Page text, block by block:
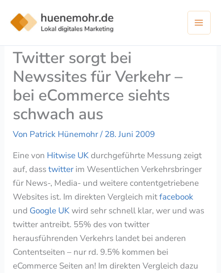
Inhalt
springen
Twitter sorgt bei
Newssites für Verkehr –
bei eCommerce siehts
schwach aus
Von Patrick Hünemohr/ 28. Juni 2009
Eine von Hitwise UK durchgeführte Messung zeigt
auf, dasstwitter im Wesentlichen Verkehrsbringer
für News-, Media- und weitere contentgetriebene
Websites ist. Im direkten Vergleich mitfacebook
und Google UKwird sehr schnell klar, wer und was
twitter antreibt. 55% des von twitter
herausführenden Verkehrs landet bei anderen
Contentseiten – nur rd. 9.5% kommen bei
eCommerce Seiten an! Im direkten Vergleich dazu